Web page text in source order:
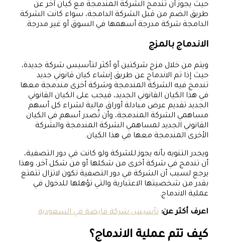
حيث يجوز أن تندمج الشركة المندمجة مع كيان آخر عن
طريق الضم من قبل الشركة الدامجة، سواء كانت الشركة
الدامجة شركة مدرجة أسهمها في السوق أو غير مدرجة.
الاندماج بالمزج
ويتم من خلال مزج شركتين أو أكثر لتأسيس شركة جديدة،
حيث إذا تم الاندماج عن طريق إنشاء كيان قانوني جديد
تندمج فيه الشركة المندمجة وشركة أخرى مندمجة معها
في هذا الكيان القانوني الجديد، فيجب على الكيان القانوني
الجديد تقديم عرض مبادلة أوراق مالية لشراء كل أسهم
مساهمي الشركة المندمجة، وأن تُصدر أسهم في الكيان
القانوني الجديد لمساهمي الشركة المندمجة والشركة
الأخرى المندمجة معها في هذا الكيان.
ويجدر التنويه بأنه يجوز للشركة ولو كانت في دور التصفية،
أن تندمج في شركة أخرى من شكلها أو من شكل آخر، وهذا
يرجع لسبب أن الشركة في دور التصفية تكون لاتزال تتمتع
بقدر من شخصيتها الاعتبارية والتي تؤهلها للدخول في
عملية الاندماج.
اعرف أكثر عن: تأسيس شركة قابضة في السعودية
كيف تتم عملية الاندماج؟